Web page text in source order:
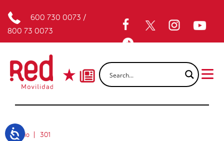
600 730 0073 /
800 73 0073
Inicio 301